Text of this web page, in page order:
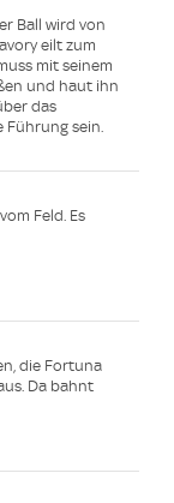
Ball wird von
eilt zum
mit seinem
und haut ihn
das
Führung sein.
Feld. Es
die Fortuna
Da bahnt